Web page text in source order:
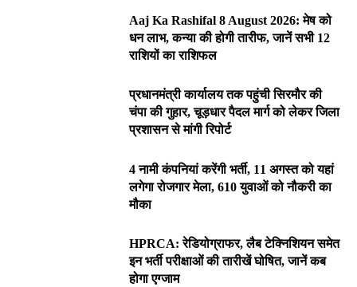
Aaj Ka Rashifal 8 August 2026: मेष को
धन लाभ, कन्या की होगी तारीफ, जानें सभी 12
राशियों का राशिफल
प्रधानमंत्री कार्यालय तक पहुंची सिरमौर की
चंपा की गुहार, चूड़धार पैदल मार्ग को लेकर जिला
प्रशासन से मांगी रिपोर्ट
4 नामी कंपनियां करेंगी भर्ती, 11 अगस्त को यहां
लगेगा रोजगार मेला, 610 युवाओं को नौकरी का
मौका
HPRCA: रेडियोग्राफर, लैब टेक्निशियन समेत
इन भर्ती परीक्षाओं की तारीखें घोषित, जानें कब
होगा एग्जाम